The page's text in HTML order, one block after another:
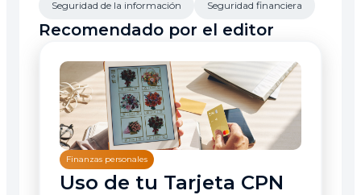
Seguridad de la información Seguridad financiera
Recomendado por el editor
Finanzas personales
Uso de tu Tarjeta CPN